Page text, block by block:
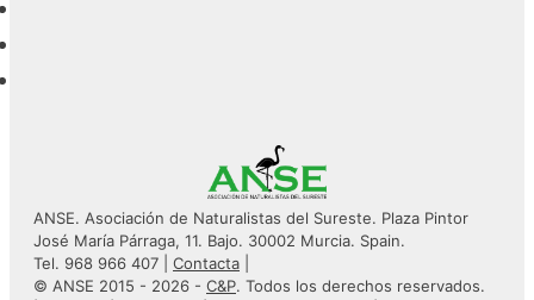
ANSE. Asociación de Naturalistas del Sureste. Plaza Pintor
José María Párraga, 11. Bajo. 30002 Murcia. Spain.
Tel. 968 966 407 | Contacta
© ANSE 2015 - 2026 - C&P. Todos los derechos reservados.